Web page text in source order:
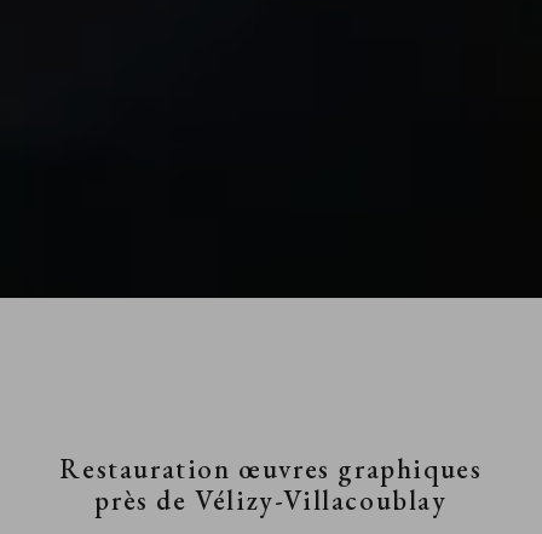
Restauration œuvres graphiques
près de Vélizy-Villacoublay